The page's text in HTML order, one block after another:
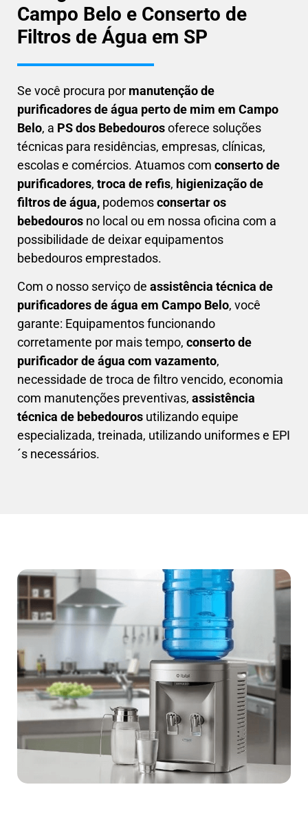
Campo Belo e Conserto de
Filtros de Água em SP
Se você procura por manutenção de
purificadores de água perto de mim em Campo
Belo, a PS dos Bebedourosoferece soluções
técnicas para residências, empresas, clínicas,
escolas e comércios. Atuamos com conserto de
purificadores, troca de refis, higienização de
filtros de água, podemosconsertar os
bebedouros no local ou em nossa oficina com a
possibilidade de deixar equipamentos
bebedouros emprestados.
Com o nosso serviço de assistência técnica de
purificadores de água em Campo Belo, você
garante: Equipamentos funcionando
corretamente por mais tempo, conserto de
purificador de água com vazamento,
necessidade de troca de filtro vencido, economia
com manutenções preventivas, assistência
técnica de bebedouros utilizando equipe
especializada, treinada, utilizando uniformes e EPI
´s necessários.